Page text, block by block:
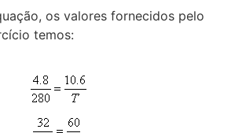
os valores fornecidos pelo
temos: